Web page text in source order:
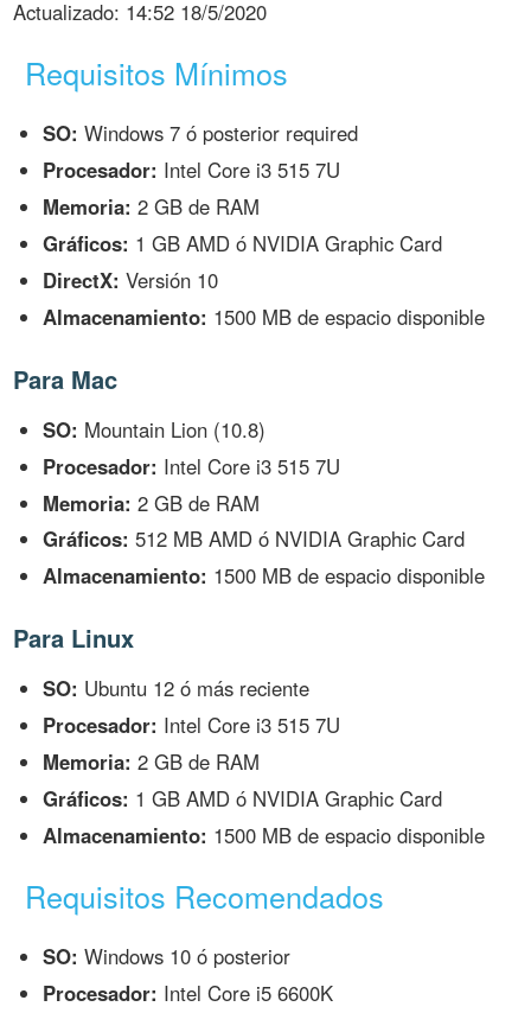
Actualizado: 14:52 18/5/2020
Requisitos Mínimos
SO: Windows 7 ó posterior required
Procesador: Intel Core i3 515 7U
Memoria: 2 GB de RAM
Gráficos: 1 GB AMD ó NVIDIA Graphic Card
DirectX: Versión 10
Almacenamiento: 1500 MB de espacio disponible
Para Mac
SO: Mountain Lion (10.8)
Procesador: Intel Core i3 515 7U
Memoria: 2 GB de RAM
Gráficos: 512 MB AMD ó NVIDIA Graphic Card
Almacenamiento: 1500 MB de espacio disponible
Para Linux
SO: Ubuntu 12 ó más reciente
Procesador: Intel Core i3 515 7U
Memoria: 2 GB de RAM
Gráficos: 1 GB AMD ó NVIDIA Graphic Card
Almacenamiento: 1500 MB de espacio disponible
Requisitos Recomendados
SO: Windows 10 ó posterior
Procesador: Intel Core i5 6600K